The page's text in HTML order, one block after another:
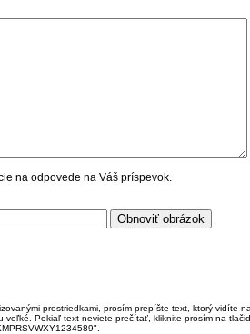
na odpovede na Váš príspevok.
prostriedkami, prosím prepíšte text, ktorý vidíte
veľké. Pokiaľ text neviete prečítať, kliknite prosím na